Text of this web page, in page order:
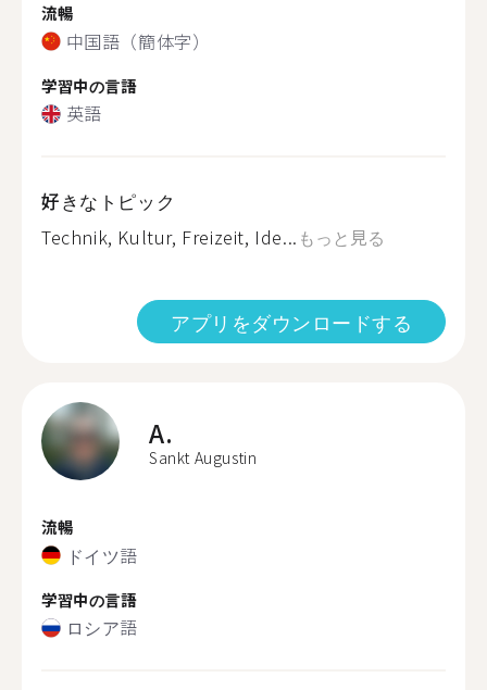
流暢
中国語（簡体字）
学習中の言語
英語
好きなトピック
Technik, Kultur, Freizeit, Ide... もっと見る
アプリをダウンロードする
A.
Sankt Augustin
流暢
ドイツ語
学習中の言語
ロシア語